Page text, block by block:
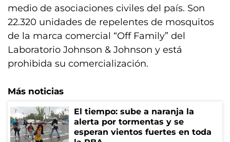
medio de asociaciones civiles del país. Son
22.320 unidades de repelentes de mosquitos
de la marca comercial “Off Family” del
Laboratorio Johnson & Johnson y está
prohibida su comercialización.
Más noticias
El tiempo: sube a naranja la
alerta por tormentas y se
esperan vientos fuertes en toda